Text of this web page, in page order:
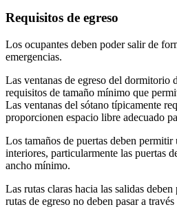
Requisitos de egreso
Los ocupantes deben poder salir de
emergencias.
Las ventanas de egreso del dormitorio
requisitos de tamaño mínimo que
Las ventanas del sótano típicamente
proporcionen espacio libre adecuado
Los tamaños de puertas deben
interiores, particularmente las puertas
ancho mínimo.
Las rutas claras hacia las salidas
rutas de egreso no deben pasar a